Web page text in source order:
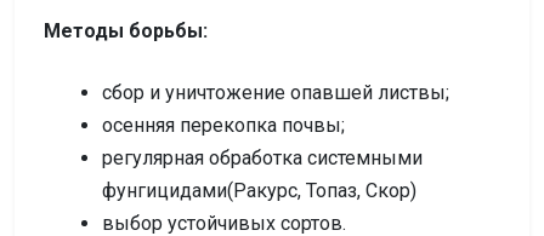
Методы борьбы:
сбор и уничтожение опавшей листвы;
осенняя перекопка почвы;
регулярная обработка системными
фунгицидами(Ракурс, Топаз, Скор)
выбор устойчивых сортов.